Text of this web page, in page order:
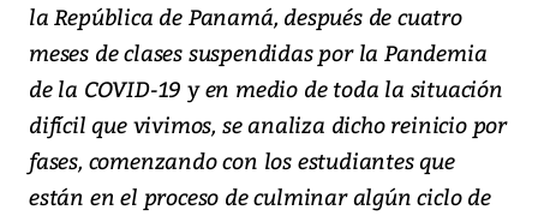
la República de Panamá, después de cuatro
meses de clases suspendidas por la Pandemia
de la COVID-19 y en medio de toda la situación
difícil que vivimos, se analiza dicho reinicio por
fases, comenzando con los estudiantes que
están en el proceso de culminar algún ciclo de